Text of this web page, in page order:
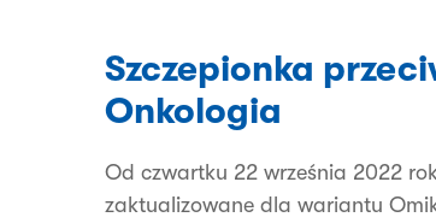
Szczepionka
Onkologia
Od czwartku 22 września 2022
zaktualizowane dla wariantu